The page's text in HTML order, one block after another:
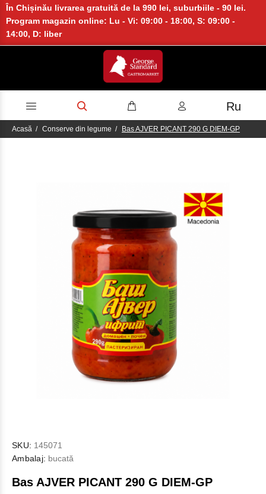
În Chișinău livrarea gratuită de la 990 lei, suburbiile - 90 lei.
Program magazin online: Lu - Vi: 09:00 - 18:00, S: 09:00 -
14:00, D: liber
Ru
Acasă Conserve din legume Bas AJVER PICANT 290 G DIEM-GP
SKU: 145071
Ambalaj: bucată
Bas AJVER PICANT 290 G DIEM-GP